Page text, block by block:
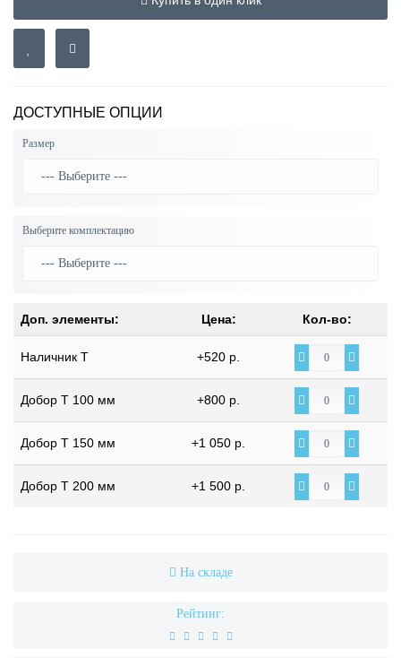
ДОСТУПНЫЕ ОПЦИИ
Размер
Выберите комплектацию
Доп. элементы: Цена: Кол-во:
Наличник Т +520 р.
Добор Т 100 мм +800 р.
Добор Т 150 мм +1 050 р.
Добор Т 200 мм +1 500 р.
На складе
Рейтинг: